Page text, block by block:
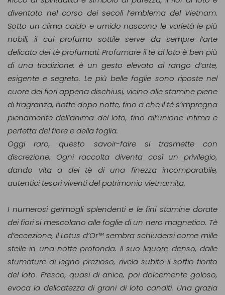
diventato nel corso dei secoli l’emblema del Vietnam.
Sotto un clima caldo e umido nascono le varietà le più
nobili, il cui profumo sottile serve da sempre l’arte
delicato dei tè profumati. Profumare il tè al loto è ben più
di una tradizione: è un gesto elevato al rango d’arte,
esigente e segreto. Le più belle foglie sono riposte nel
cuore dei fiori appena dischiusi, vicino alle stamine piene
di fragranza, notte dopo notte, fino a che il tè s’impregna
pienamente dell’anima del loto, fino all’unione intima e
perfetta del fiore e della foglia.
Oggi raro, questo savoir-faire si trasmette con
discrezione. Ogni raccolta diventa così un privilegio,
dando vita a dei tè di una finezza incomparabile,
autentici tesori viventi del patrimonio vietnamita.
I numerosi germogli splendenti e le fini stamine dorate
dei fiori si mescolano alle foglie di un nero magnetico. Tè
d’eccezione, il Lotus d’Or™ sembra schiudersi come mille
stelle in una notte profonda. Il suo liquore denso, dalle
sfumature di legno prezioso, rivela subito il soffio fiorito
del loto. Fresco, quasi di anice, poi dolcemente goloso,
evoca la delicatezza di grani di loto canditi. Una grazia